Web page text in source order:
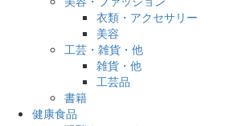
衣類・アクセサリー
美容
工芸・雑貨・他
雑貨・他
工芸品
書籍
健康食品